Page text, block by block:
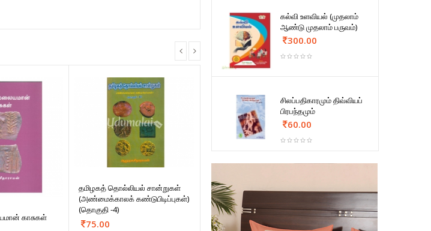
காசுகள்
தமிழகத் தொல்லியல் சான்றுகள்
(அண்மைக்காலக் கண்டுபிடிப்புகள்)
(தொகுதி -4)
75.00
கல்வி உளவியல் (முதலாம்
ஆண்டு முதலாம் பருவம்)
300.00
சிலப்பதிகாரமும் திவ்வியப்
பிரபந்தமும்
60.00